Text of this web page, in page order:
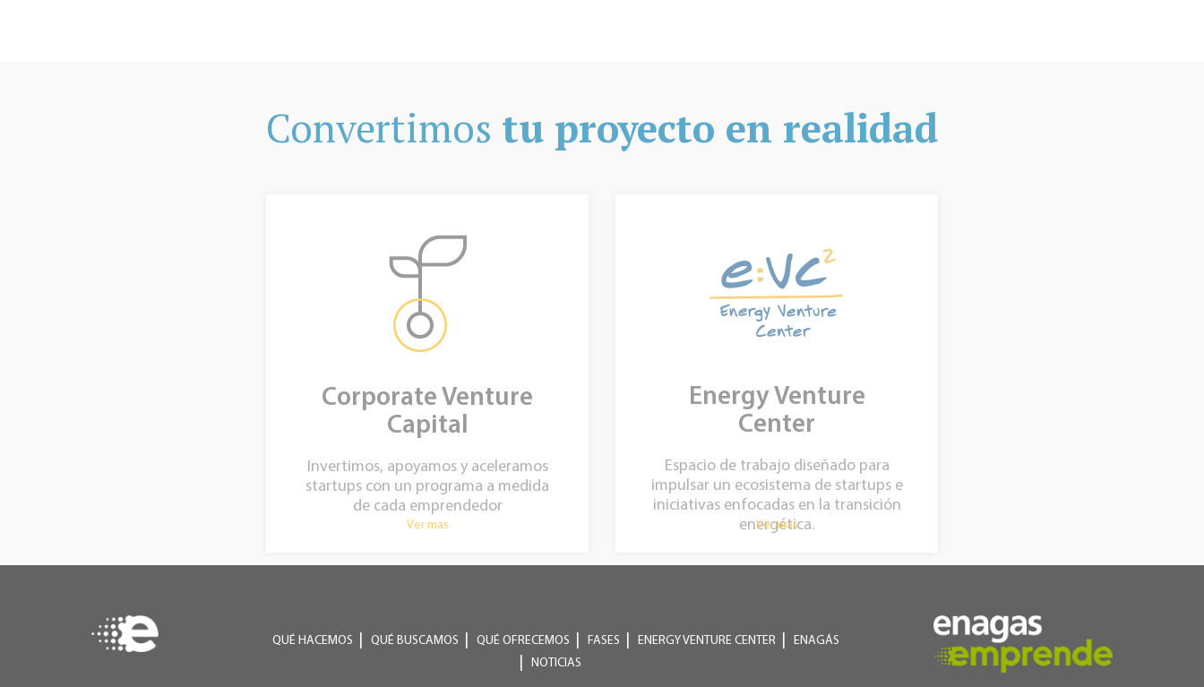
Convertimos tu proyecto en realidad
Corporate Venture
Capital
Invertimos, apoyamos y aceleramos
startups con un programa a medida
de cada emprendedor
Ver mas
Energy Venture
Center
Espacio de trabajo diseñado para
impulsar un ecosistema de startups e
iniciativas enfocadas en la transición
energética.
Ver mas
QUÉ HACEMOS QUÉ BUSCAMOS QUÉ OFRECEMOS FASES ENERGY VENTURE CENTER
ENAGÁS
NOTICIAS